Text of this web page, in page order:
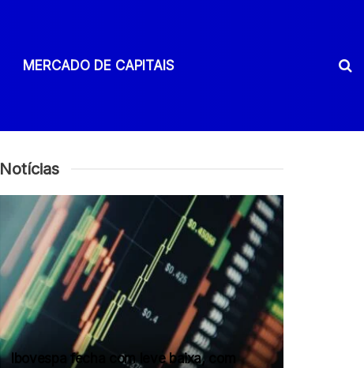
MERCADO DE CAPITAIS
Notícias
Ibovespa fecha com leve baixa, com